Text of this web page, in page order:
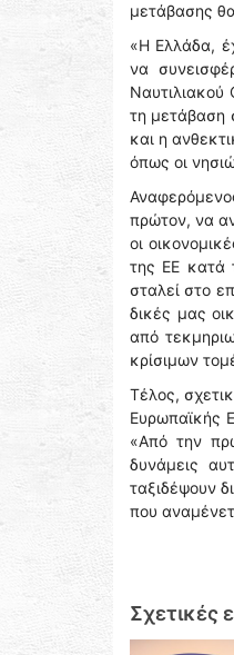
μετάβασης
«Η Ελλάδα,
να
τη μετάβαση
και η
όπως οι
πρώτον, να
οι
της ΕΕ κατά
σταλεί στο
δικές μας
από
κρίσιμων
Τέλος,
Ευρωπαϊκής
«Από την
δυνάμεις
ταξιδέψουν
που
Σχετικές